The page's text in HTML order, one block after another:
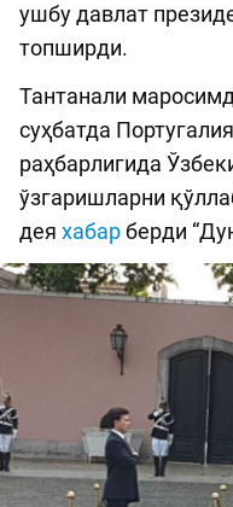
ушбу давлат
топширди.
Тантанали
суҳбатда
раҳбарлигида
ўзгаришларни
дея хабарберди